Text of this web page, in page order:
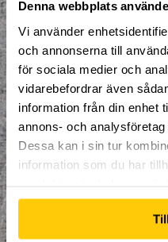
Denna webbplats
Vi använder
och annonserna till
för sociala medier och
vidarebefordrar även
information från din enhet
annons- och
Dessa kan i sin tur
information som du har
Klättring
LAN
Multisport
Mässa
NPF-Träning